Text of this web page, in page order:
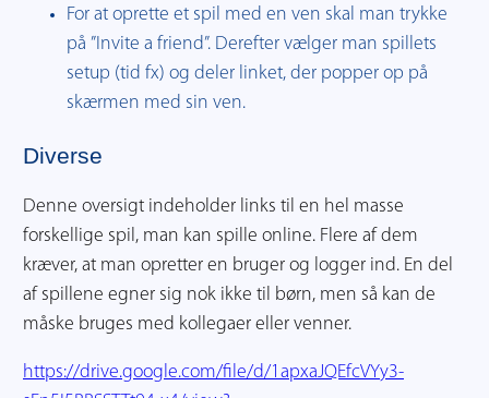
For at oprette et spil med en ven skal man trykke
på ”Invite a friend”. Derefter vælger man spillets
setup (tid fx) og deler linket, der popper op på
skærmen med sin ven.
Diverse
Denne oversigt indeholder links til en hel masse
forskellige spil, man kan spille online. Flere af dem
kræver, at man opretter en bruger og logger ind. En del
af spillene egner sig nok ikke til børn, men så kan de
måske bruges med kollegaer eller venner.
https://drive.google.com/file/d/1apxaJQEfcVYy3-